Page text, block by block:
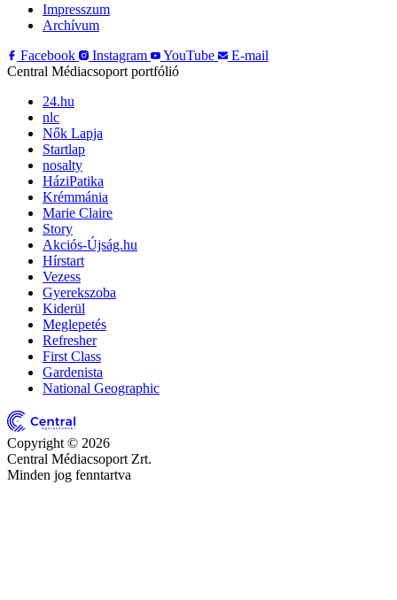
Impresszum
Archívum
Facebook
Instagram YouTube
E-mail
Central Médiacsoport portfólió
24.hu
nlc
Nők Lapja
Startlap
nosalty
HáziPatika
Krémmánia
Marie Claire
Story
Akciós-Újság.hu
Hírstart
Vezess
Gyerekszoba
Kiderül
Meglepetés
Refresher
First Class
Gardenista
National Geographic
Copyright © 2026
Central Médiacsoport Zrt.
Minden jog fenntartva